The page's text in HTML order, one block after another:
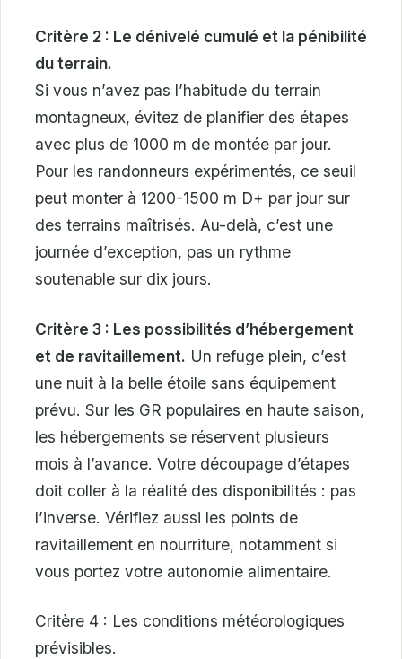
Critère 2 : Le dénivelé cumulé et la pénibilité
du terrain.
Si vous n’avez pas l’habitude du terrain
montagneux, évitez de planifier des étapes
avec plus de 1000 m de montée par jour.
Pour les randonneurs expérimentés, ce seuil
peut monter à 1200-1500 m D+ par jour sur
des terrains maîtrisés. Au-delà, c’est une
journée d’exception, pas un rythme
soutenable sur dix jours.
Critère 3 : Les possibilités d’hébergement
et de ravitaillement. Un refuge plein, c’est
une nuit à la belle étoile sans équipement
prévu. Sur les GR populaires en haute saison,
les hébergements se réservent plusieurs
mois à l’avance. Votre découpage d’étapes
doit coller à la réalité des disponibilités : pas
l’inverse. Vérifiez aussi les points de
ravitaillement en nourriture, notamment si
vous portez votre autonomie alimentaire.
Critère 4 : Les conditions météorologiques
prévisibles.